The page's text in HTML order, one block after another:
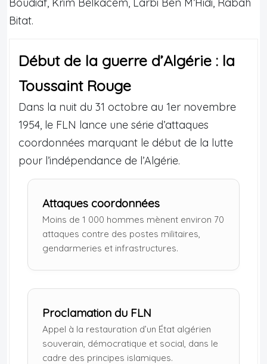
Bitat.
Début de la guerre d’Algérie : la
Toussaint Rouge
Dans la nuit du 31 octobre au 1er novembre
1954, le FLN lance une série d’attaques
coordonnées marquant le début de la lutte
pour l’indépendance de l’Algérie.
Attaques coordonnées
Moins de 1 000 hommes mènent environ 70
attaques contre des postes militaires,
gendarmeries et infrastructures.
Proclamation du FLN
Appel à la restauration d’un État algérien
souverain, démocratique et social, dans le
cadre des principes islamiques.